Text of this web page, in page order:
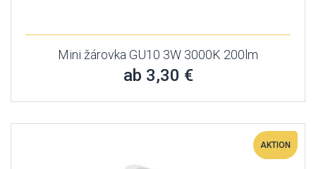
Mini žárovka GU10 3W 3000K 200lm
ab 3,30 €
AKTION